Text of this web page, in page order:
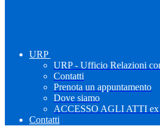
URP
URP - Ufficio Relazioni
Contatti
Prenota un appuntamento
Dove siamo
ACCESSO AGLI ATTI
Contatti